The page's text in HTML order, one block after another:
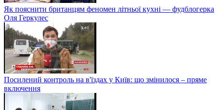
Як пояснити британцям феномен літньої кухні — фудблогерка
Оля Геркулес
Посилений контроль на в'їздах у Київ: що змінилося – пряме
включення